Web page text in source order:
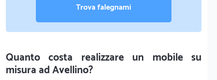
Trova falegnami
Quanto costa realizzare un mobile su
misura ad Avellino?